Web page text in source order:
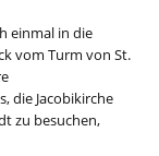
einmal in die
vom Turm von St.
die Jacobikirche
zu besuchen,